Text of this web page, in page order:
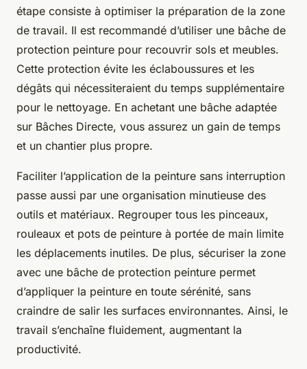
étape consiste à optimiser la préparation de la zone
de travail. Il est recommandé d’utiliser une bâche de
protection peinture pour recouvrir sols et meubles.
Cette protection évite les éclaboussures et les
dégâts qui nécessiteraient du temps supplémentaire
pour le nettoyage. En achetant une bâche adaptée
sur Bâches Directe, vous assurez un gain de temps
et un chantier plus propre.
Faciliter l’application de la peinture sans interruption
passe aussi par une organisation minutieuse des
outils et matériaux. Regrouper tous les pinceaux,
rouleaux et pots de peinture à portée de main limite
les déplacements inutiles. De plus, sécuriser la zone
avec une bâche de protection peinture permet
d’appliquer la peinture en toute sérénité, sans
craindre de salir les surfaces environnantes. Ainsi, le
travail s’enchaîne fluidement, augmentant la
productivité.